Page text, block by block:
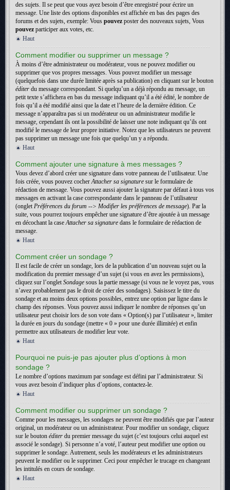
des sujets. Il se peut que vous ayez besoin d’être enregistré pour écrire un
message. Une liste des options disponibles est affichée en bas des pages des
forums et des sujets, exemple: Vous pouvez poster des nouveaux sujets, Vous
pouvez participer aux votes, etc.
Haut
Comment modifier ou supprimer un message ?
À moins d’être administrateur ou modérateur, vous ne pouvez modifier ou
supprimer que vos propres messages. Vous pouvez modifier un message
(quelquefois dans une durée limitée après sa publication) en cliquant sur le bouton
éditer du message correspondant. Si quelqu’un a déjà répondu au message, un
petit texte s’affichera en bas du message indiquant qu’il a été édité, le nombre de
fois qu’il a été modifié ainsi que la date et l’heure de la dernière édition. Ce
message n’apparaîtra pas si un modérateur ou un administrateur modifie le
message, cependant ils ont la possibilité de laisser une note indiquant qu’ils ont
modifié le message de leur propre initiative. Notez que les utilisateurs ne peuvent
pas supprimer un message une fois que quelqu’un y a répondu.
Haut
Comment ajouter une signature à mes messages ?
Vous devez d’abord créer une signature dans votre panneau de l’utilisateur. Une
fois créée, vous pouvez cocherAttacher sa signature sur le formulaire de
rédaction de message. Vous pouvez aussi ajouter la signature par défaut à tous vos
messages en activant la case correspondante dans le panneau de l’utilisateur
(ongletPréférences du forum --> Modifier les préférences de message). Par la
suite, vous pourrez toujours empêcher une signature d’être ajoutée à un message
en décochant la caseAttacher sa signature dans le formulaire de rédaction de
message.
Haut
Comment créer un sondage ?
Il est facile de créer un sondage, lors de la publication d’un nouveau sujet ou la
modification du premier message d’un sujet (si vous en avez les permissions),
cliquez sur l’ongletSondage sous la partie message (si vous ne le voyez pas, vous
n’avez probablement pas le droit de créer des sondages). Saisissez le titre du
sondage et au moins deux options possibles, entrez une option par ligne dans le
champ des réponses. Vous pouvez aussi indiquer le nombre de réponses qu’un
utilisateur peut choisir lors de son vote dans « Option(s) par l’utilisateur », limiter
la durée en jours du sondage (mettre « 0 » pour une durée illimitée) et enfin
permettre aux utilisateurs de modifier leur vote.
Haut
Pourquoi ne puis-je pas ajouter plus d’options à mon
sondage ?
Le nombre d’options maximum par sondage est défini par l’administrateur. Si
vous avez besoin d’indiquer plus d’options, contactez-le.
Haut
Comment modifier ou supprimer un sondage ?
Comme pour les messages, les sondages ne peuvent être modifiés que par l’auteur
original, un modérateur ou un administrateur. Pour modifier un sondage, cliquez
sur le bouton éditer du premier message du sujet (c’est toujours celui auquel est
associé le sondage). Si personne n’a voté, l’auteur peut modifier une option ou
supprimer le sondage. Autrement, seuls les modérateurs et les administrateurs
peuvent le modifier ou le supprimer. Ceci pour empêcher le trucage en changeant
les intitulés en cours de sondage.
Haut